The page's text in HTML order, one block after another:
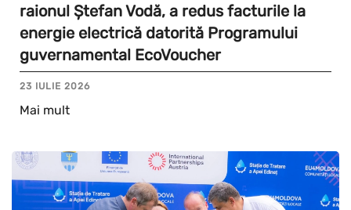
raionul Ștefan Vodă, a redus facturile la
energie electrică datorită Programului
guvernamental EcoVoucher
23 IULIE 2026
Mai mult